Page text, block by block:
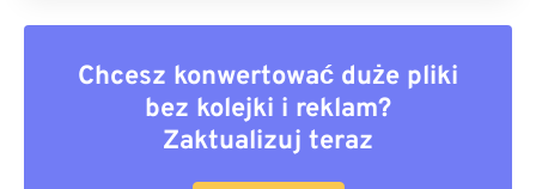
Chcesz konwertować duże pliki
bez kolejki i reklam?
Zaktualizuj teraz